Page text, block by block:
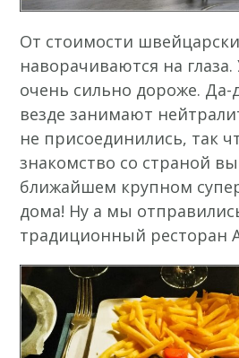
От стоимости
наворачиваются на глаза.
очень сильно дороже.
везде занимают
не присоединились, так
знакомство со страной
ближайшем крупном
дома! Ну а мы
традиционный ресторан